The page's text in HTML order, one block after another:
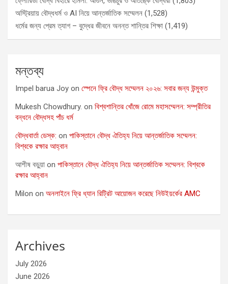
অস্ট্রিয়ায় বৌদ্ধধর্ম ও AI নিয়ে আন্তর্জাতিক সম্মেলন (1,528)
ধর্মের জন্য প্রেম ত্যাগ – বুদ্ধের জীবনে অনন্ত শান্তির শিক্ষা (1,419)
মন্তব্য
Impel barua Joy on স্পেনে ফ্রি বৌদ্ধ সম্মেলন ২০২৬: সবার জন্য উন্মুক্ত
Mukesh Chowdhury. on বিশ্বশান্তির খোঁজে রোমে মহাসম্মেলন: সম্প্রীতির
বন্ধনে বৌদ্ধসহ পাঁচ ধর্ম
বৌদ্ধবার্তা ডেস্ক: on পাকিস্তানে বৌদ্ধ ঐতিহ্য নিয়ে আন্তর্জাতিক সম্মেলন:
বিশ্বকে রক্ষার আহ্বান
আশীষ বড়ুয়া on পাকিস্তানে বৌদ্ধ ঐতিহ্য নিয়ে আন্তর্জাতিক সম্মেলন: বিশ্বকে
রক্ষার আহ্বান
Milon on অনলাইনে ফ্রি ধ্যান রিট্রিট আয়োজন করেছে নিউইয়র্কের AMC
Archives
July 2026
June 2026